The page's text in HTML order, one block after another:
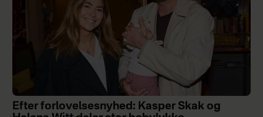
Efter forlovelsesnyhed: Kasper Skak og